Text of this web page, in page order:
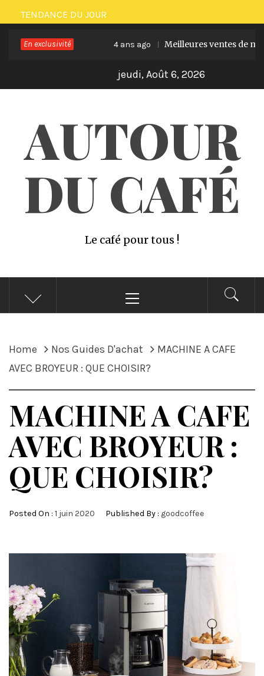
Skip
to
content
TENDANCE DU JOUR
En exclusivité 4 ans ago Meilleures ventes de
jeudi, Août 6, 2026
AUTOUR
DU CAFÉ
Le café pour tous !
Menu
Home Nos Guides D'achat
MACHINE A CAFE
AVEC BROYEUR : QUE CHOISIR?
MACHINE A CAFE
AVEC BROYEUR :
QUE CHOISIR?
Posted On : 1 juin 2020 Published By : goodcoffee